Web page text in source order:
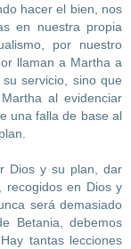
hacer el bien, nos
en nuestra propia
por nuestro
llaman a Martha a
servicio, sino que
al evidenciar
una falla de base al
Dios y su plan, dar
recogidos en Dios y
será demasiado
Betania, debemos
tantas lecciones